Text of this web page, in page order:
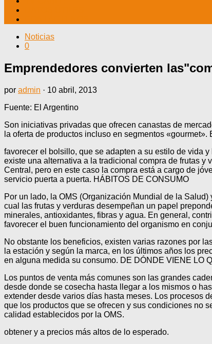
Noticias
0
Emprendedores convierten
por admin · 10 abril, 2013
Fuente: El Argentino
Son iniciativas privadas que ofrecen canastas de
la oferta de productos incluso en segmentos
favorecer el bolsillo, que se adapten a su estilo de vida
existe una alternativa a la tradicional compra de frutas y
Central, pero en este caso la compra está a cargo de
servicio puerta a puerta. HÁBITOS DE CONSUMO
Por un lado, la OMS (Organización Mundial de la
cual las frutas y verduras desempeñan un papel
minerales, antioxidantes, fibras y agua. En general,
favorecer el buen funcionamiento del organismo en
No obstante los beneficios, existen varias razones por
la estación y según la marca, en los últimos años los
en alguna medida su consumo. DE DÓNDE VIENE LO
Los puntos de venta más comunes son las grandes
desde donde se cosecha hasta llegar a los mismos o
extender desde varios días hasta meses. Los procesos
que los productos que se ofrecen y sus condiciones no
calidad establecidos por la OMS.
obtener y a precios más altos de lo esperado.